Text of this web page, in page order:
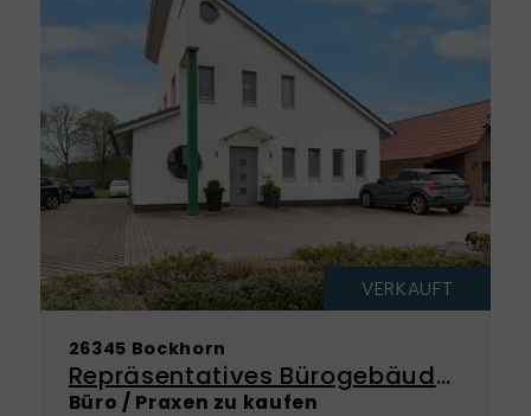
VERKAUFT
26345 Bockhorn
Repräsentatives Bürogebäude mit architektonischem Anspruch und vielseitigen Möglichkeiten
Büro / Praxen zu kaufen